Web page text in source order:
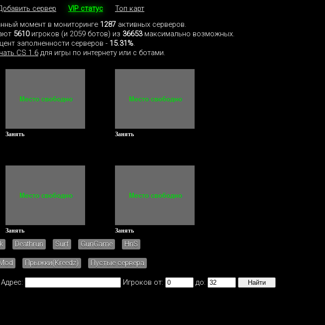
сервер VIP статус Топ карт
момент в мониторинге 1287 активных серверов.
5610игроков (и 2059 ботов) из 36653максимально возможных.
заполненности серверов - 15.31%.
CS 1.6 для игры по интернету или с ботами.
Занять Занять
Занять Занять
Deathrun Surf GunGame HnS
Прыжки(Kreedz) Пустые сервера
Адрес: Игроков от: до: